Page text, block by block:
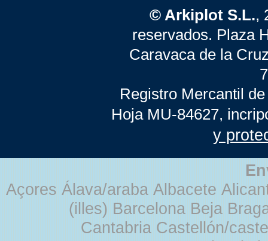
© Arkiplot S.L.,
reservados. Plaza
Caravaca de la
Registro Mercantil
Hoja MU-84627,
y
Açores Álava/araba Albacete
(illes) Barcelona Beja
Cantabria Castellón/